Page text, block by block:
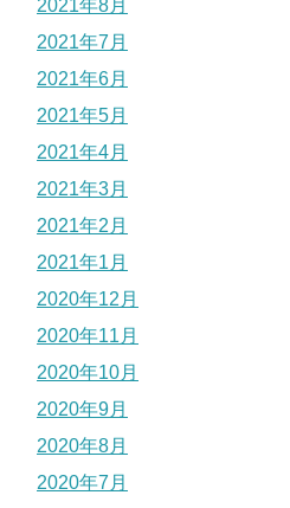
2021年8月
2021年7月
2021年6月
2021年5月
2021年4月
2021年3月
2021年2月
2021年1月
2020年12月
2020年11月
2020年10月
2020年9月
2020年8月
2020年7月